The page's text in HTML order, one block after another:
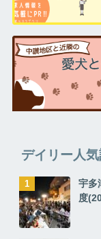
デイリー人
宇多
度